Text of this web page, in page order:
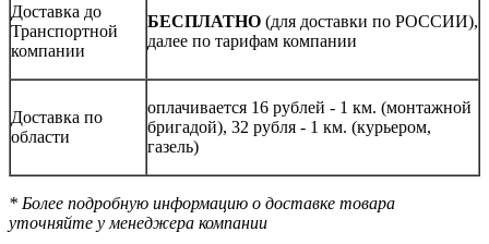
Доставка до
Транспортной
компании
БЕСПЛАТНО (для доставки по РОССИИ),
далее по тарифам компании
Доставка по
области
оплачивается 16 рублей - 1 км. (монтажной
бригадой), 32 рубля - 1 км. (курьером,
газель)
* Более подробную информацию о доставке товара
уточняйте у менеджера компании